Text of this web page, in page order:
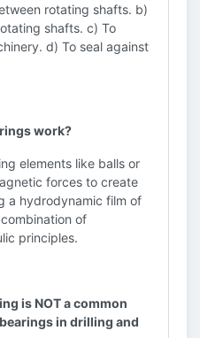
rotating shafts. b)
shafts. c) To
d) To seal against
work?
elements like balls or
forces to create
a hydrodynamic film of
of
principles.
is NOT a common
in drilling and